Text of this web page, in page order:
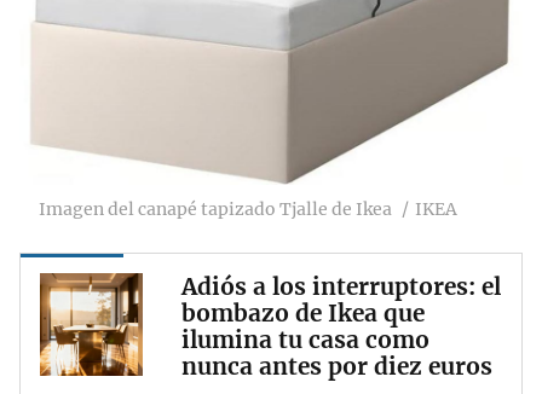
Imagen del canapé tapizado Tjalle de Ikea IKEA
Adiós a los interruptores: el
bombazo de Ikea que
ilumina tu casa como
nunca antes por diez euros